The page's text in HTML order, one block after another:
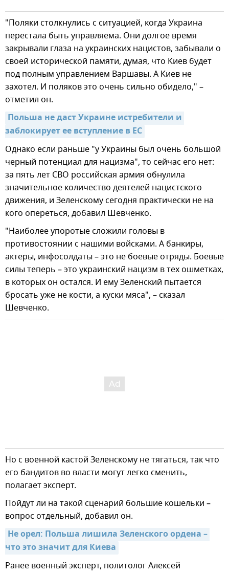
"Поляки столкнулись с ситуацией, когда Украина
перестала быть управляема. Они долгое время
закрывали глаза на украинских нацистов, забывали о
своей исторической памяти, думая, что Киев будет
под полным управлением Варшавы. А Киев не
захотел. И поляков это очень сильно обидело," –
отметил он.
Польша не даст Украине истребители и
заблокирует ее вступление в ЕС
Однако если раньше "у Украины был очень большой
черный потенциал для нацизма", то сейчас его нет:
за пять лет СВО российская армия обнулила
значительное количество деятелей нацистского
движения, и Зеленскому сегодня практически не на
кого опереться, добавил Шевченко.
"Наиболее упоротые сложили головы в
противостоянии с нашими войсками. А банкиры,
актеры, инфосолдаты – это не боевые отряды. Боевые
силы теперь – это украинский нацизм в тех ошметках,
в которых он остался. И ему Зеленский пытается
бросать уже не кости, а куски мяса", – сказал
Шевченко.
Но с военной кастой Зеленскому не тягаться, так что
его бандитов во власти могут легко сменить,
полагает эксперт.
Пойдут ли на такой сценарий большие кошельки –
вопрос отдельный, добавил он.
Не орел: Польша лишила Зеленского ордена –
что это значит для Киева
Ранее военный эксперт, политолог Алексей